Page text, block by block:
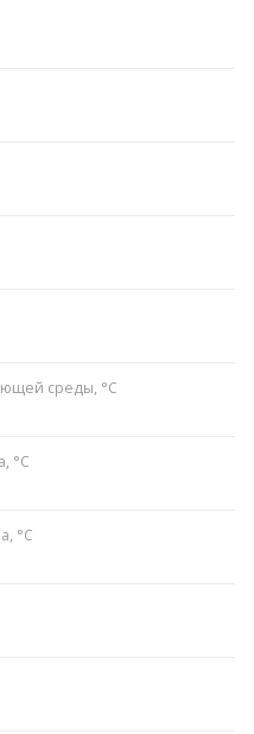
среды, °С
°C
°C